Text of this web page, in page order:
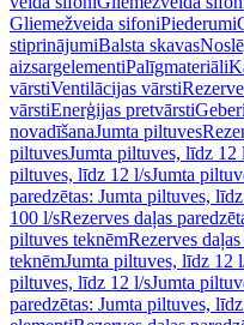
Gliemežveida sifoniPiederumi
stiprinājumiBalsta skavas
aizsargelementiPalīgmateriāli
vārstiVentilācijas vārsti
vārstiEnerģijas pretvārsti
novadīšanaJumta piltuves
piltuvesJumta piltuves, līdz 12
piltuves, līdz 12 l/sJumta
paredzētas: Jumta piltuves,
100 l/sRezerves daļas
piltuves teknēmRezerves
teknēmJumta piltuves, līdz 12
piltuves, līdz 12 l/sJumta
paredzētas: Jumta piltuves,